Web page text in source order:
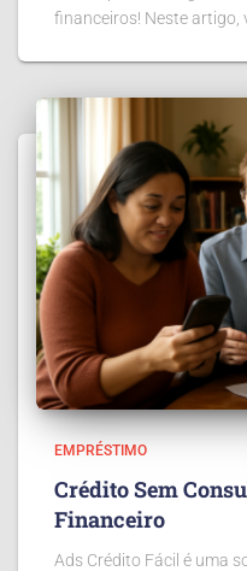
financeiros! Neste artigo,
EMPRÉSTIMO
Crédito Sem
Financeiro
Ads Crédito Fácil é uma